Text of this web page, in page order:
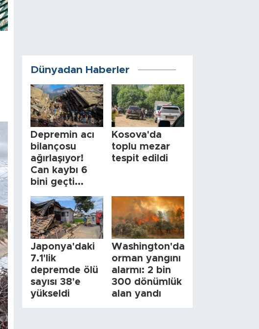
Dünyadan Haberler
Depremin acı
bilançosu
ağırlaşıyor!
Can kaybı 6
bini geçti...
Kosova'da
toplu mezar
tespit edildi
Japonya'daki
7.1'lik
depremde ölü
sayısı 38'e
yükseldi
Washington'da
orman yangını
alarmı: 2 bin
300 dönümlük
alan yandı